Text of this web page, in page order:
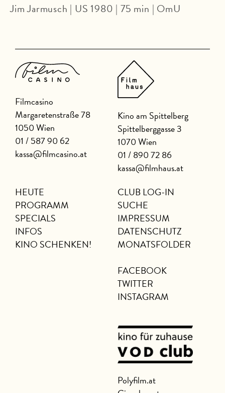
Jim Jarmusch | US 1980 | 75 min | OmU
Filmcasino
Margaretenstraße 78
1050 Wien
01 / 587 90 62
kassa@filmcasino.at
Kino am Spittelberg
Spittelberggasse 3
1070 Wien
01 / 890 72 86
kassa@filmhaus.at
HEUTE
PROGRAMM
SPECIALS
INFOS
KINO SCHENKEN!
CLUB LOG-IN
SUCHE
IMPRESSUM
DATENSCHUTZ
MONATSFOLDER
FACEBOOK
TWITTER
INSTAGRAM
Polyfilm.at